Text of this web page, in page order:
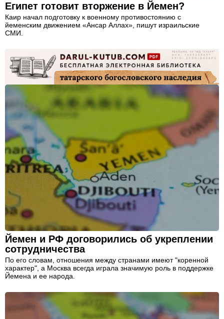
Египет готовит вторжение в Йемен?
Каир начал подготовку к военному противостоянию с
йеменским движением «Ансар Аллах», пишут израильские
СМИ.
Йемен и РФ договорились об укреплении
сотрудничества
По его словам, отношения между странами имеют "коренной
характер", а Москва всегда играла значимую роль в поддержке
Йемена и ее народа.